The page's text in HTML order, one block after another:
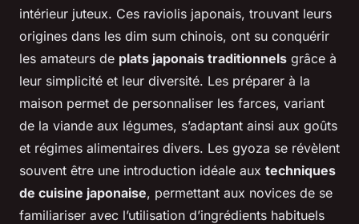
intérieur juteux. Ces raviolis japonais, trouvant leurs
origines dans les dim sum chinois, ont su conquérir
les amateurs de plats japonais traditionnels grâce à
leur simplicité et leur diversité. Les préparer à la
maison permet de personnaliser les farces, variant
de la viande aux légumes, s’adaptant ainsi aux goûts
et régimes alimentaires divers. Les gyoza se révèlent
souvent être une introduction idéale aux techniques
de cuisine japonaise, permettant aux novices de se
familiariser avec l’utilisation d’ingrédients habituels